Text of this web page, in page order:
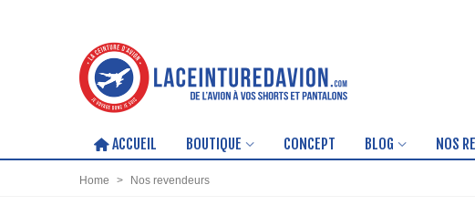
ACCUEIL BOUTIQUE CONCEPT BLOG NOS
Home > Nos revendeurs